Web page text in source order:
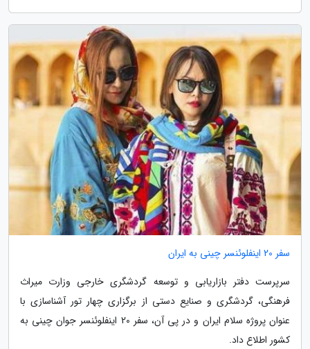
سفر 20 اینفلوئنسر چینی به ایران
سرپرست دفتر بازاریابی و توسعه گردشگری خارجی وزارت میراث
فرهنگی، گردشگری و صنایع دستی از برگزاری چهار تور آشناسازی با
عنوان پروژه سلام ایران و در پی آن، سفر 20 اینفلوئنسر جوان چینی به
کشور اطلاع داد.